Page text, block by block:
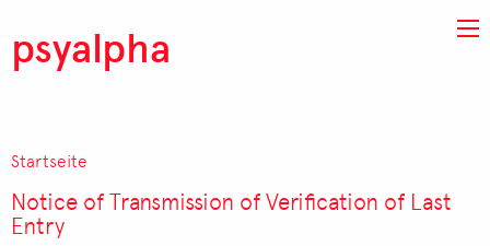
psyalpha
Pfadnavigation
Startseite
Notice of Transmission of Verification of Last
Entry